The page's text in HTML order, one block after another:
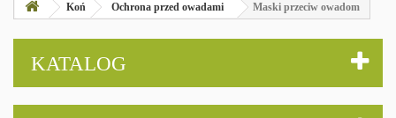
Koń Ochrona przed owadami Maski przeciw owadom
KATALOG